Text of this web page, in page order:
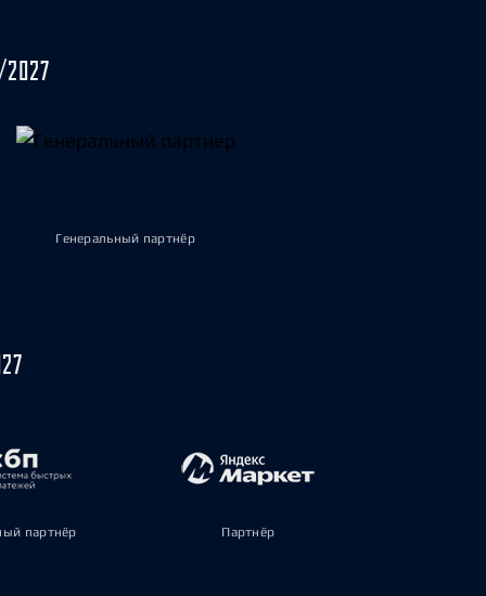
Генеральный партнёр
партнёр Партнёр